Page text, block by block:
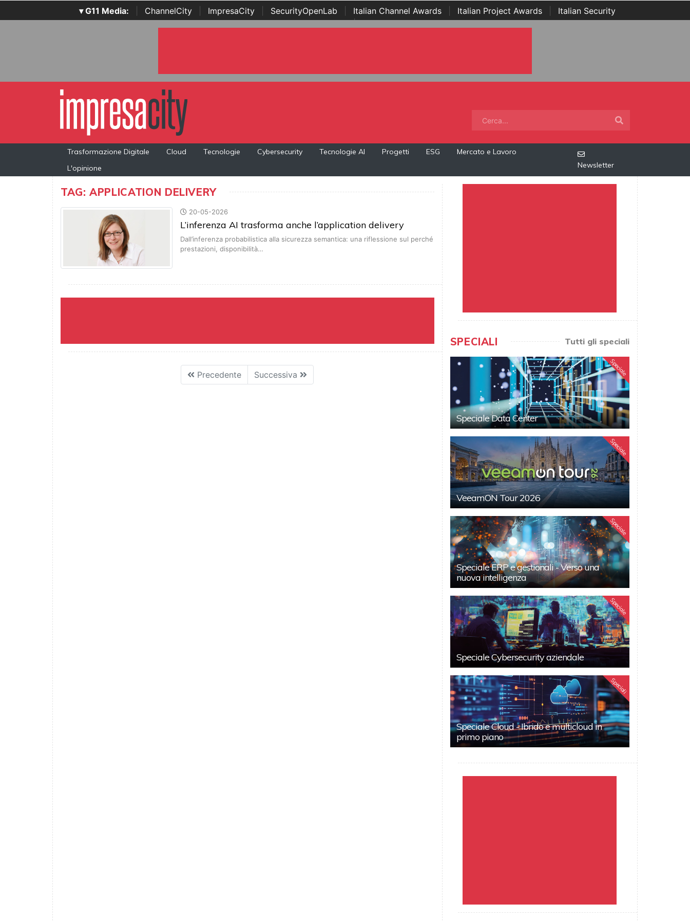
▾ G11 Media: ChannelCity ImpresaCity SecurityOpenLab Italian Channel Awards Italian Project Awards
Italian Security
Awards | ...
Trasformazione Digitale Cloud Tecnologie Cybersecurity Tecnologie AI Progetti ESG
Mercato e Lavoro
L'opinione
Newsletter
TAG: APPLICATION DELIVERY
20-05-2026
L’inferenza AI trasforma anche l’application delivery
Dall’inferenza probabilistica alla sicurezza semantica: una riflessione sul perché
prestazioni, disponibilità…
Precedente Successiva
SPECIALI Tutti gli speciali
Speciale
Speciale Data Center
Speciale
VeeamON Tour 2026
Speciale
Speciale ERP e gestionali - Verso una
nuova intelligenza
Speciale
Speciale Cybersecurity aziendale
Speciali
Speciale Cloud - Ibrido e multicloud in
primo piano